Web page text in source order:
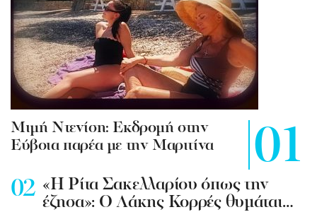
Mιμή Ντενίση: Εκδρομή στην
Εύβοια παρέα με την Μαριτίνα
«Η Ρίτα Σακελλαρίου όπως την
έζησα»: Ο Λάκης Κορρές θυμάται…